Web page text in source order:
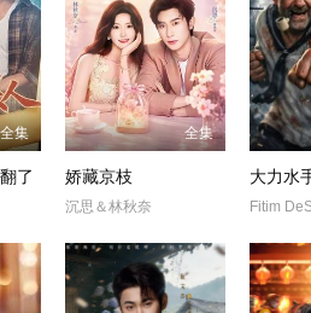
全集
了
全集
娇藏京枝
沉思＆林秋奈
大力水